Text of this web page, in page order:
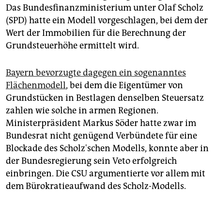
Das Bundesfinanzministerium unter Olaf Scholz
(SPD) hatte ein Modell vorgeschlagen, bei dem der
Wert der Immobilien für die Berechnung der
Grundsteuerhöhe ermittelt wird.
Bayern bevorzugte dagegen ein sogenanntes
Flächenmodell, bei dem die Eigentümer von
Grundstücken in Bestlagen denselben Steuersatz
zahlen wie solche in armen Regionen.
Ministerpräsident Markus Söder hatte zwar im
Bundesrat nicht genügend Verbündete für eine
Blockade des Scholz'schen Modells, konnte aber in
der Bundesregierung sein Veto erfolgreich
einbringen. Die CSU argumentierte vor allem mit
dem Bürokratieaufwand des Scholz-Modells.